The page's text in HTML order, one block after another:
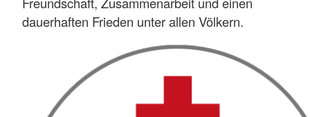
dauerhaften Frieden unter allen Völkern.